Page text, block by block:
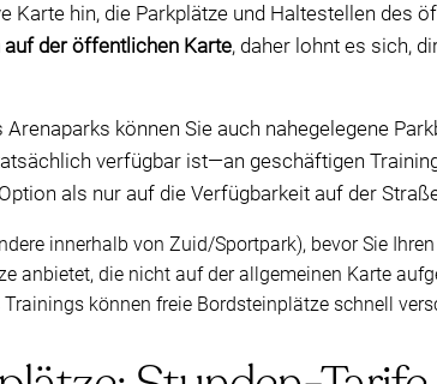
hin, die Parkplätze und Haltestellen des
der öffentlichen Karte, daher lohnt es sich,
können Sie auch nahegelegene
verfügbar ist—an geschäftigen
als nur auf die Verfügbarkeit auf der
innerhalb von Zuid/Sportpark), bevor Sie
anbietet, die nicht auf der allgemeinen Karte
Trainings können freie Bordsteinplätze schnell